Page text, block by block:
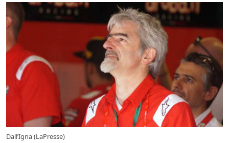
Dall’Igna (LaPresse)